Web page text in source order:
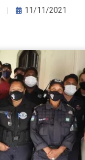
11/11/2021